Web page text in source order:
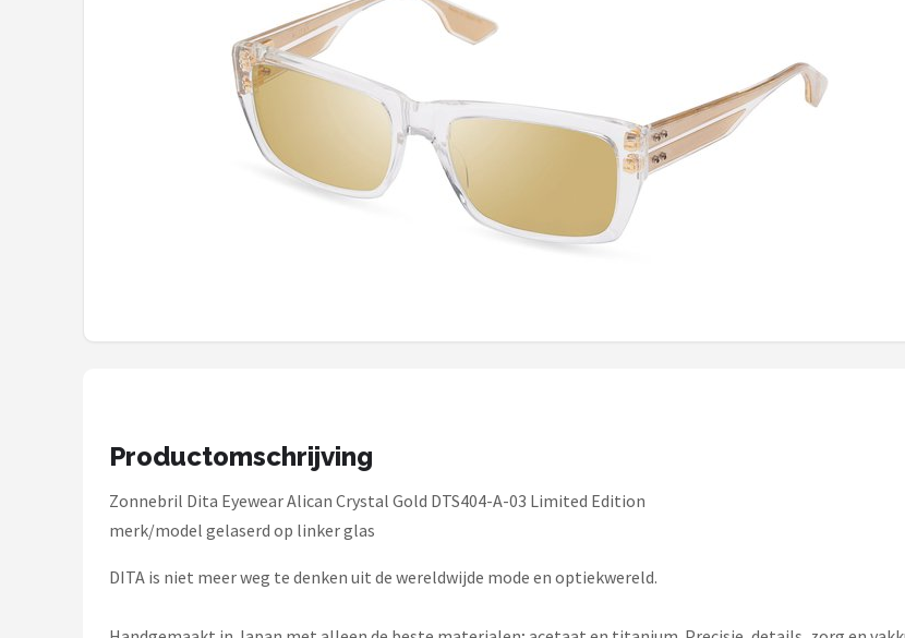
Fako Sunglasses®
Zonnebril Dames
Productomschrijving
Zonnebril Dita Eyewear Alican Crystal Gold DTS404-A-03 Limited Edition
merk/model gelaserd op linker glas
DITA is niet meer weg te denken uit de wereldwijde mode en optiekwereld.